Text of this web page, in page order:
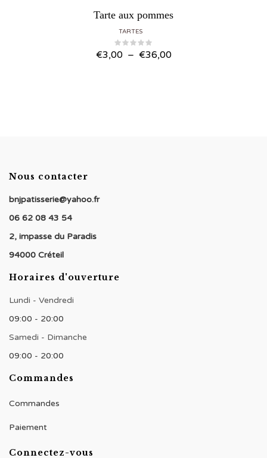
Tarte aux pommes
TARTES
€3,00 – €36,00Plage
Nous contacter
bnjpatisserie@yahoo.fr
06 62 08 43 54
2, impasse du Paradis
94000 Créteil
Horaires d'ouverture
Lundi - Vendredi
09:00 - 20:00
Samedi - Dimanche
09:00 - 20:00
Commandes
Commandes
Paiement
Connectez-vous